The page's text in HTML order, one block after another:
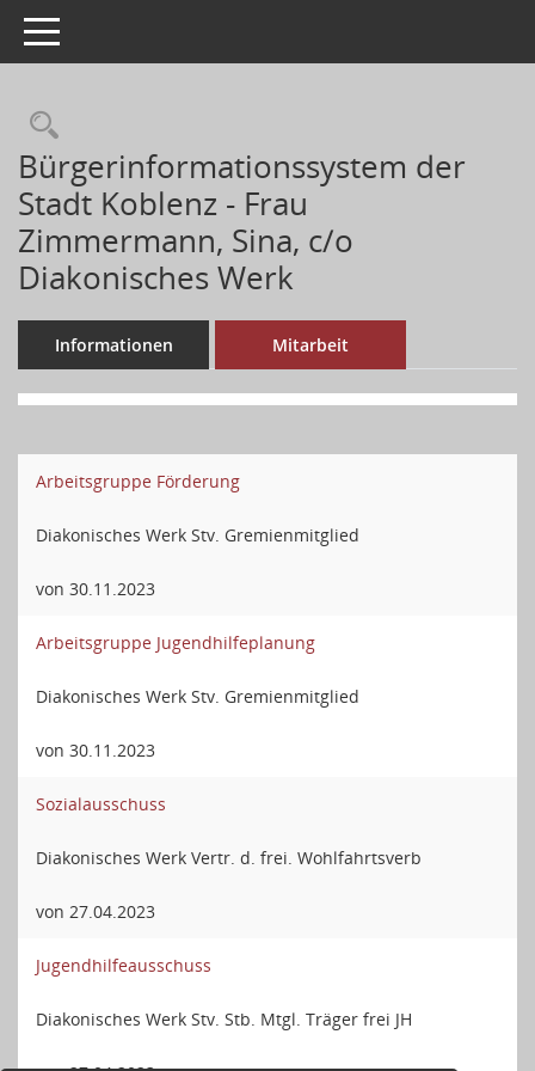
Toggle navigation
Bürgerinformationssystem der
Stadt Koblenz - Frau
Zimmermann, Sina, c/o
Diakonisches Werk
Informationen Mitarbeit
Arbeitsgruppe Förderung
Diakonisches Werk Stv. Gremienmitglied
von 30.11.2023
Arbeitsgruppe Jugendhilfeplanung
Diakonisches Werk Stv. Gremienmitglied
von 30.11.2023
Sozialausschuss
Diakonisches Werk Vertr. d. frei. Wohlfahrtsverb
von 27.04.2023
Jugendhilfeausschuss
Diakonisches Werk Stv. Stb. Mtgl. Träger frei JH